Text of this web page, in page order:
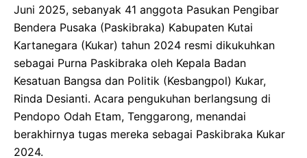
Juni 2025, sebanyak 41 anggota Pasukan Pengibar
Bendera Pusaka (Paskibraka) Kabupaten Kutai
Kartanegara (Kukar) tahun 2024 resmi dikukuhkan
sebagai Purna Paskibraka oleh Kepala Badan
Kesatuan Bangsa dan Politik (Kesbangpol) Kukar,
Rinda Desianti. Acara pengukuhan berlangsung di
Pendopo Odah Etam, Tenggarong, menandai
berakhirnya tugas mereka sebagai Paskibraka Kukar
2024.